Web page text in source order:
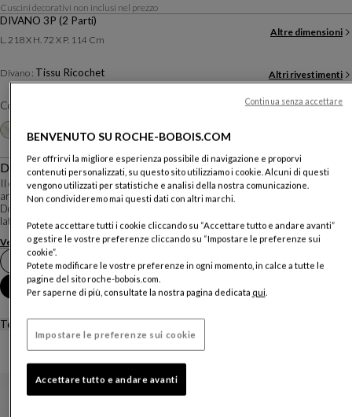
Cuscini decorativi non inclusi nel prezzo
DIVANO 3P (2 Parti)
L. 218 X H. 72 X P. 114 Cm
Altre dimensioni
Divano : Tissu Ricochet Altri rivestimenti
Colore :
+20
Descrizione
Il design apparentemente semplice di questo modello è attraente, leggero e
arioso. La morbidezza delle sue forme gli conferisce un certo comfort visivo.
Dotato di sottili braccioli, la sua originalità risiede nell'aggiunta di ampie tasche
laterali. D...
Vedere di più Scaricare la scheda tecnica
Fissare un appuntamento in negozio
Aggiungere al carrello
Tempi di consegna stimati: 12 a 14 settimane
BENVENUTO SU ROCHE-BOBOIS.COM
Per offrirvi la migliore esperienza possibile di navigazione e proporvi
contenuti personalizzati, su questo sito utilizziamo i cookie. Alcuni di questi
vengono utilizzati per statistiche e analisi della nostra comunicazione.
Non condivideremo mai questi dati con altri marchi.
Potete accettare tutti i cookie cliccando su “Accettare tutto e andare avanti”
o gestire le vostre preferenze cliccando su “Impostare le preferenze sui
cookie”.
Potete modificare le vostre preferenze in ogni momento, in calce a tutte le
pagine del sito roche-bobois.com.
Per saperne di più, consultate la nostra pagina dedicata qui
Impostare le preferenze sui cookie
Accettare tutto e andare avanti
Continua senza accettare